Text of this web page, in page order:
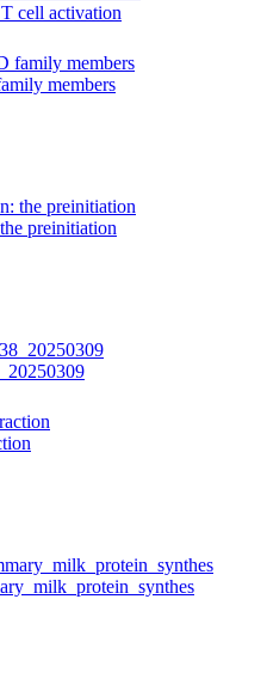
cell activation
members
preinitiation